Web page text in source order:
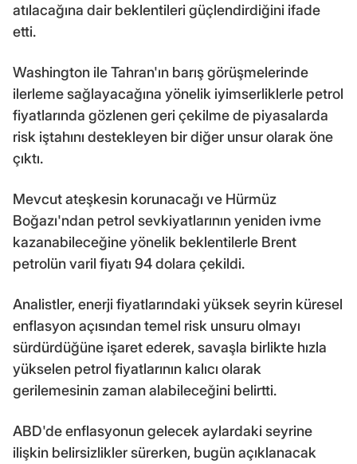
atılacağına dair beklentileri güçlendirdiğini ifade
etti.
Washington ile Tahran'ın barış görüşmelerinde
ilerleme sağlayacağına yönelik iyimserliklerle petrol
fiyatlarında gözlenen geri çekilme de piyasalarda
risk iştahını destekleyen bir diğer unsur olarak öne
çıktı.
Mevcut ateşkesin korunacağı ve Hürmüz
Boğazı'ndan petrol sevkiyatlarının yeniden ivme
kazanabileceğine yönelik beklentilerle Brent
petrolün varil fiyatı 94 dolara çekildi.
Analistler, enerji fiyatlarındaki yüksek seyrin küresel
enflasyon açısından temel risk unsuru olmayı
sürdürdüğüne işaret ederek, savaşla birlikte hızla
yükselen petrol fiyatlarının kalıcı olarak
gerilemesinin zaman alabileceğini belirtti.
ABD'de enflasyonun gelecek aylardaki seyrine
ilişkin belirsizlikler sürerken, bugün açıklanacak